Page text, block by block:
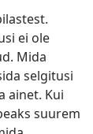
ei ole
Mida
selgitusi
ainet. Kui
suurem